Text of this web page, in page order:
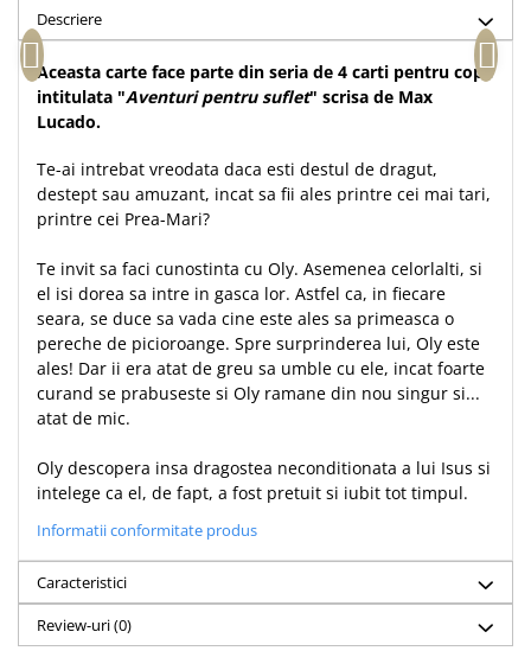
Biografii
Eseuri
Marturii
Romane
Meditatii
Pedagogie
Poezii
Sanatate
Teologie
A doua venire
Apologetica
Dogmatica
Misiune
Viata crestina
Devotional
Diverse
Lupta Spirituala
Set cadou
Statuete
Sticle apa
Suport pentru pahar
Tablouri
Tablouri canvas
Descriere
Aceasta carte face parte din seria de 4 carti pentru copii
intitulata "Aventuri pentru suflet" scrisa de Max
Lucado.
Te-ai intrebat vreodata daca esti destul de dragut,
destept sau amuzant, incat sa fii ales printre cei mai tari,
printre cei Prea-Mari?
Te invit sa faci cunostinta cu Oly. Asemenea celorlalti, si
el isi dorea sa intre in gasca lor. Astfel ca, in fiecare
seara, se duce sa vada cine este ales sa primeasca o
pereche de picioroange. Spre surprinderea lui, Oly este
ales! Dar ii era atat de greu sa umble cu ele, incat foarte
curand se prabuseste si Oly ramane din nou singur si...
atat de mic.
Oly descopera insa dragostea neconditionata a lui Isus si
intelege ca el, de fapt, a fost pretuit si iubit tot timpul.
Informatii conformitate produs
Caracteristici
Review-uri(0)